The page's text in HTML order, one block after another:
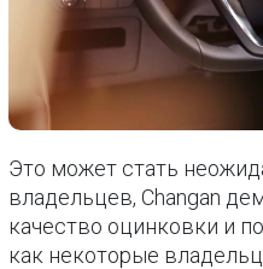
Это может стать
владельцев, Changan
качество оцинковки и
как некоторые